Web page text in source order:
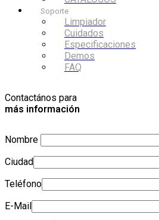
Soporte
Limpiador
Cuidados
Especificaciones
Demos
FAQ
Contactános para
más información
Nombre
Ciudad
Teléfono
E-Mail